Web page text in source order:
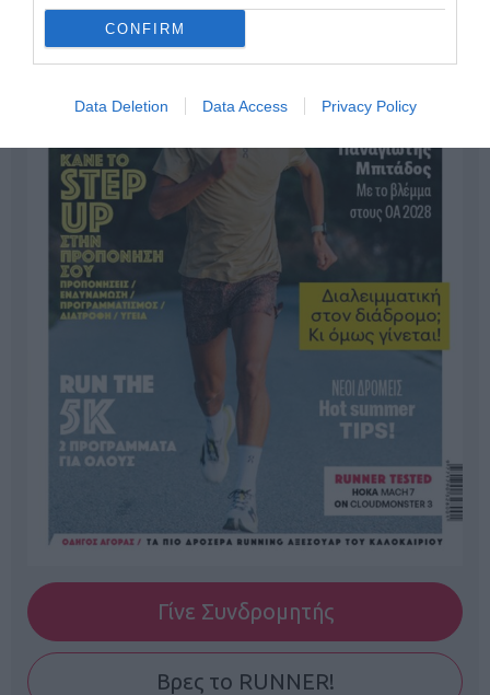
CONFIRM
Data Deletion Data Access Privacy Policy
Γίνε Συνδρομητής
Βρες το RUNNER!